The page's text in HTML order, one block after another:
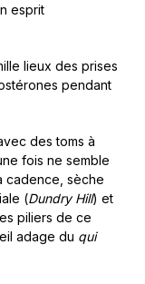
esprit
lieux des prises
pendant
des toms à
fois ne semble
cadence, sèche
(Dundry Hill) et
piliers de ce
adage du qui